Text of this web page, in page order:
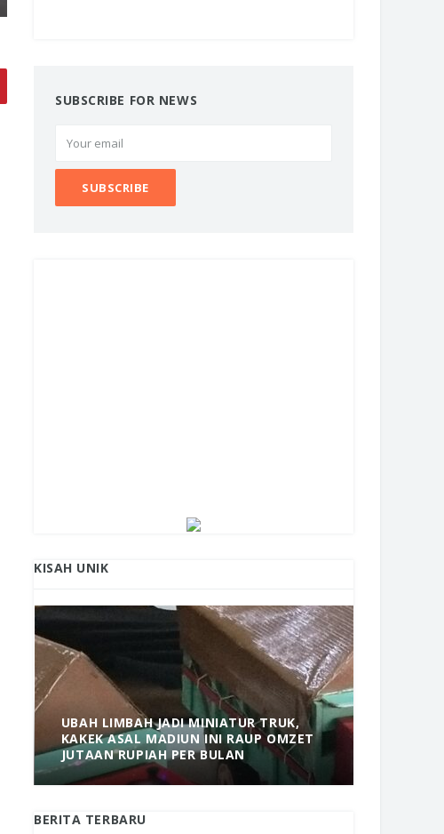
SUBSCRIBE FOR NEWS
KISAH UNIK
UBAH LIMBAH JADI MINIATUR TRUK,
KAKEK ASAL MADIUN INI RAUP OMZET
JUTAAN RUPIAH PER BULAN
BERITA TERBARU